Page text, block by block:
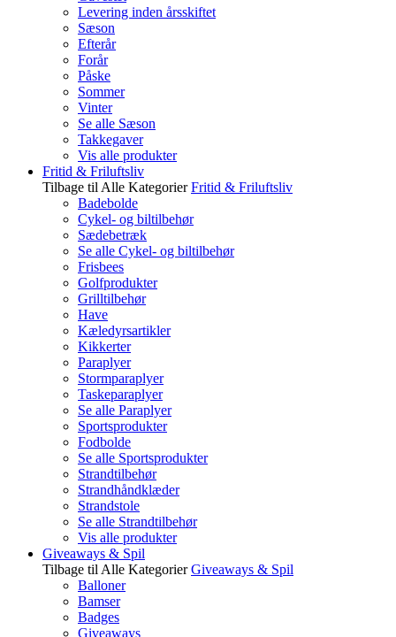
Levering inden årsskiftet
Sæson
Efterår
Forår
Påske
Sommer
Vinter
Se alle Sæson
Takkegaver
Vis alle produkter
Fritid & Friluftsliv
Tilbage til Alle Kategorier Fritid & Friluftsliv
Badebolde
Cykel- og biltilbehør
Sædebetræk
Se alle Cykel- og biltilbehør
Frisbees
Golfprodukter
Grilltilbehør
Have
Kæledyrsartikler
Kikkerter
Paraplyer
Stormparaplyer
Taskeparaplyer
Se alle Paraplyer
Sportsprodukter
Fodbolde
Se alle Sportsprodukter
Strandtilbehør
Strandhåndklæder
Strandstole
Se alle Strandtilbehør
Vis alle produkter
Giveaways & Spil
Tilbage til Alle Kategorier Giveaways & Spil
Balloner
Bamser
Badges
Giveaways